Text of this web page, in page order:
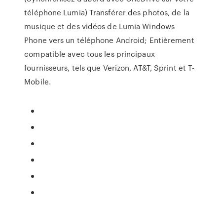
téléphone Lumia) Transférer des photos, de la
musique et des vidéos de Lumia Windows
Phone vers un téléphone Android; Entièrement
compatible avec tous les principaux
fournisseurs, tels que Verizon, AT&T, Sprint et T-
Mobile.